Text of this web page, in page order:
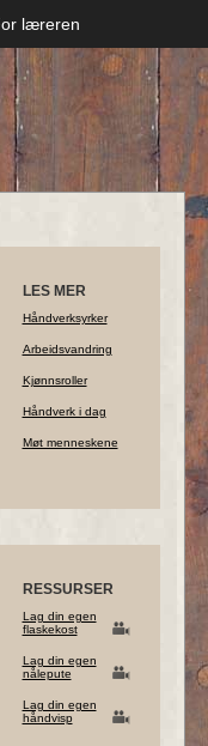
læreren
LES MER
Håndverksyrker
Arbeidsvandring
Kjønnsroller
Håndverk i dag
Møt menneskene
RESSURSER
Lag din egen
flaskekost
Lag din egen
nålepute
Lag din egen
håndvisp